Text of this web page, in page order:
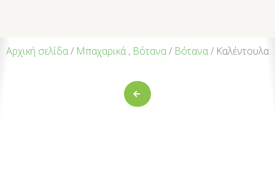
Αρχική σελίδα/ Μπαχαρικά , Βότανα/ Βότανα/ Καλέντουλα